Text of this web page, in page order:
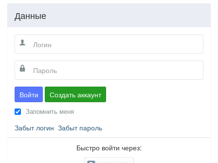
Данные
Войти Создать аккаунт
Запомнить меня
Забыт логин Забыт пароль
Быстро войти через: